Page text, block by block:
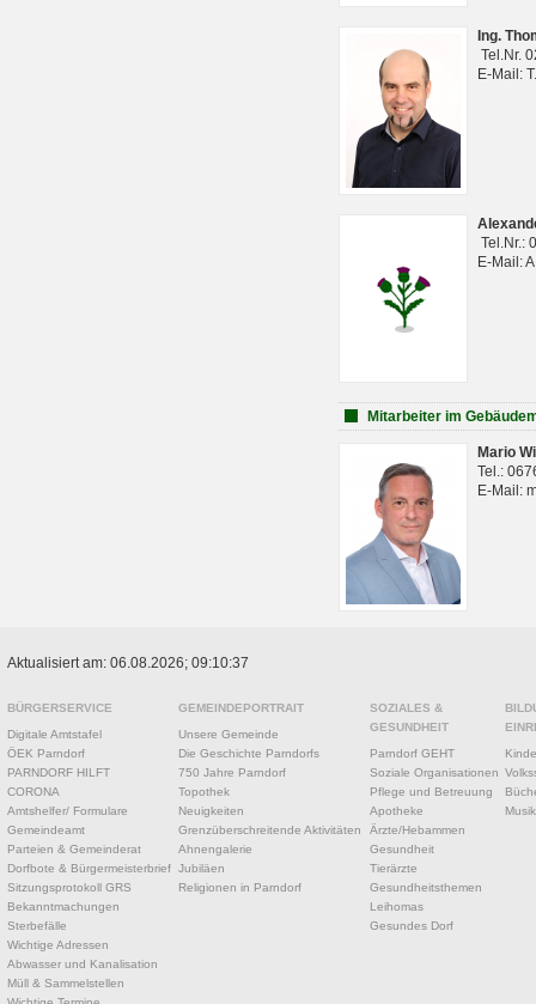
Ing.
Tel.Nr.
E-Mail:
Tel.Nr.:
E-Mail:
Mitarbeiter im
Mario
Tel.:
E-Mail:
Aktualisiert am: 06.08.2026; 09:10:37
BÜRGERSERVICE
Digitale Amtstafel
ÖEK Parndorf
PARNDORF HILFT
CORONA
Amtshelfer/ Formulare
Gemeindeamt
Parteien & Gemeinderat
Dorfbote & Bürgermeisterbrief
Sitzungsprotokoll GRS
Bekanntmachungen
Sterbefälle
Wichtige Adressen
Abwasser und Kanalisation
Müll & Sammelstellen
GEMEINDEPORTRAIT
Unsere Gemeinde
Die Geschichte Parndorfs
750 Jahre Parndorf
Topothek
Neuigkeiten
Grenzüberschreitende Aktivitäten
Ahnengalerie
Jubiläen
Religionen in Parndorf
SOZIALES &
GESUNDHEIT
Parndorf GEHT
Soziale Organisationen
Pflege und Betreuung
Apotheke
Ärzte/Hebammen
Gesundheit
Tierärzte
Gesundheitsthemen
Leihomas
Gesundes Dorf